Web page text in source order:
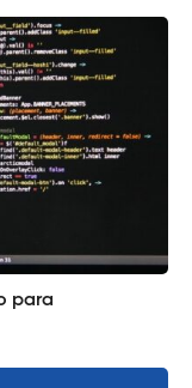
para